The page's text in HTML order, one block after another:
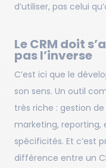
d’utiliser, pas celui
Le CRM doit
pas l’inverse
C’est ici que le
son sens. Un outil
très riche : gestion
marketing, reporting,
spécificités. Et c’est
différence entre un